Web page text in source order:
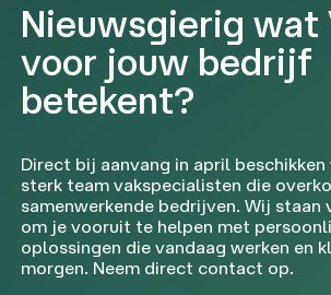
Nieuwsgierig wat
voor jouw bedrijf
betekent?
Direct bij aanvang in april beschikken
sterk team vakspecialisten die
samenwerkende bedrijven. Wij staan
om je vooruit te helpen met
oplossingen die vandaag werken en
morgen. Neem direct contact op.